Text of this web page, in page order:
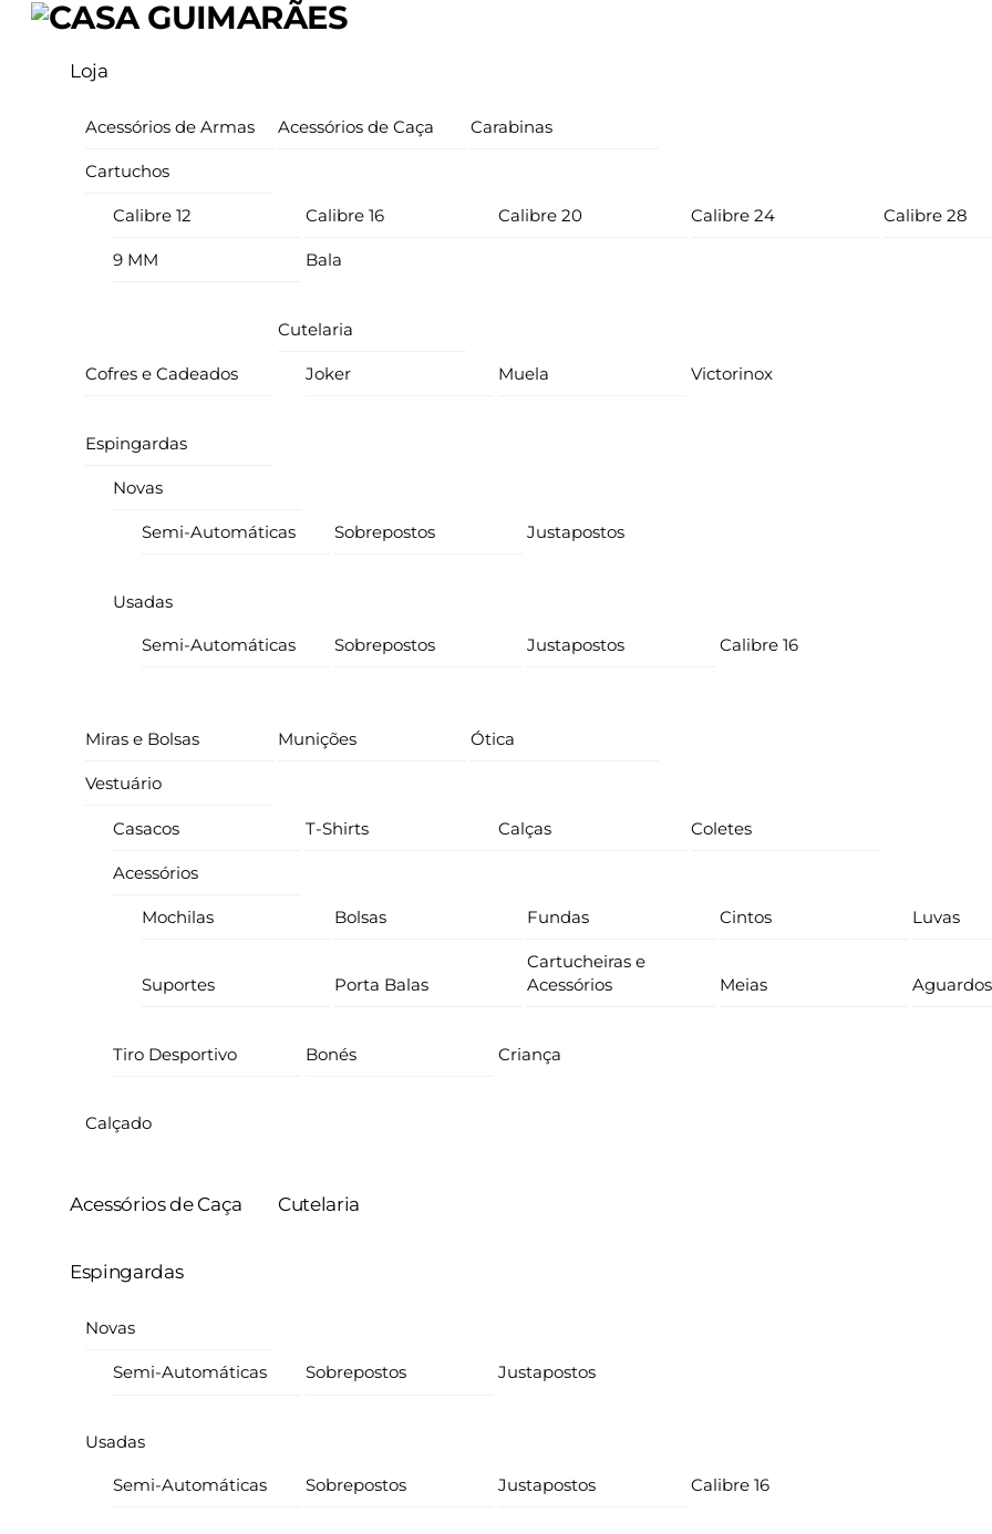
SkipMenu
Loja
Acessórios de Armas Acessórios de Caça Carabinas
Cartuchos
Calibre 12 Calibre 16 Calibre 20 Calibre 24 Calibre 28
9 MM Bala
Cofres e Cadeados
Cutelaria
Joker Muela Victorinox
Espingardas
Novas
Semi-Automáticas Sobrepostos Justapostos
Usadas
Semi-Automáticas Sobrepostos Justapostos Calibre 16
Miras e Bolsas Munições Ótica
Vestuário
Casacos T-Shirts Calças Coletes
Acessórios
Mochilas Bolsas Fundas Cintos Luvas
Suportes Porta Balas
Cartucheiras e
Acessórios
Meias Aguardos
Tiro Desportivo Bonés Criança
Calçado
Acessórios de Caça Cutelaria
Espingardas
Novas
Semi-Automáticas Sobrepostos Justapostos
Usadas
Semi-Automáticas Sobrepostos Justapostos Calibre 16